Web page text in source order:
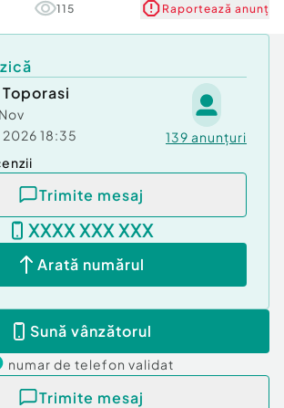
115 Raportează anunț
18:35 139 anunțuri
Trimite mesaj
XXXX XXX XXX
Arată numărul
Sună vânzătorul
numar de telefon validat
Trimite mesaj